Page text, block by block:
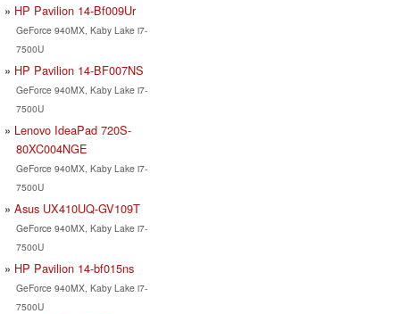
HP Pavilion 14-Bf009Ur
GeForce 940MX, Kaby Lake i7-
7500U
HP Pavilion 14-BF007NS
GeForce 940MX, Kaby Lake i7-
7500U
Lenovo IdeaPad 720S-
80XC004NGE
GeForce 940MX, Kaby Lake i7-
7500U
Asus UX410UQ-GV109T
GeForce 940MX, Kaby Lake i7-
7500U
HP Pavilion 14-bf015ns
GeForce 940MX, Kaby Lake i7-
7500U